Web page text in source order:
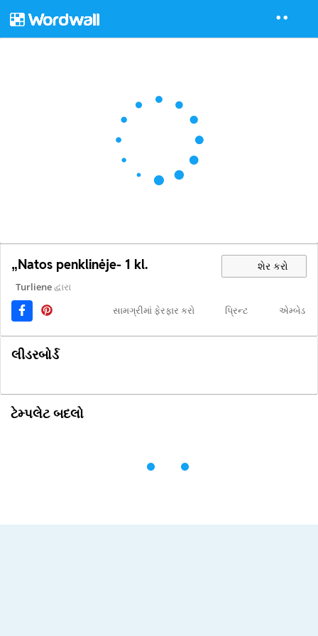
„Natos penklinėje- 1 kl. શેર કરો
Turlieneદ્વારા
સામગ્રીમાં ફેરફાર કરો
પ્રિન્ટ એમ્બેડ
લીડરબોર્ડ
ટેમ્પલેટ બદલો